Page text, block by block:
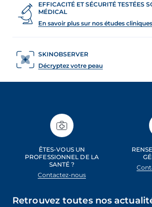
EFFICACITÉ ET SÉCURITÉ TESTÉES
MÉDICAL
En savoir plus sur nos études cliniques
SKINOBSERVER
Décryptez votre peau
ÊTES-VOUS UN
PROFESSIONNEL DE LA
SANTÉ ?
Contactez-nous
Retrouvez toutes nos